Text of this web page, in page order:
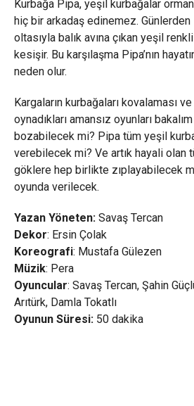
Kurbağa Pipa, yeşil kurbağalar
hiç bir arkadaş edinemez. Günlerden
oltasıyla balık avına çıkan yeşil
kesişir. Bu karşılaşma Pipa’nın
neden olur.
Kargaların kurbağaları kovalaması
oynadıkları amansız oyunları
bozabilecek mi? Pipa tüm yeşil
verebilecek mi? Ve artık hayali olan
göklere hep birlikte zıplayabilecek
oyunda verilecek.
Yazan Yöneten: Savaş Tercan
Dekor: Ersin Çolak
Koreografi: Mustafa Gülezen
Müzik: Pera
Oyuncular: Savaş Tercan, Şahin
Arıtürk, Damla Tokatlı
Oyunun Süresi:50 dakika